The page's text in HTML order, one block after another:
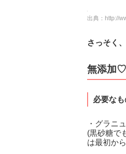
出典： http://
さっそく
無添加♡
必要な
・グラニ
(黒砂糖で
は最初か